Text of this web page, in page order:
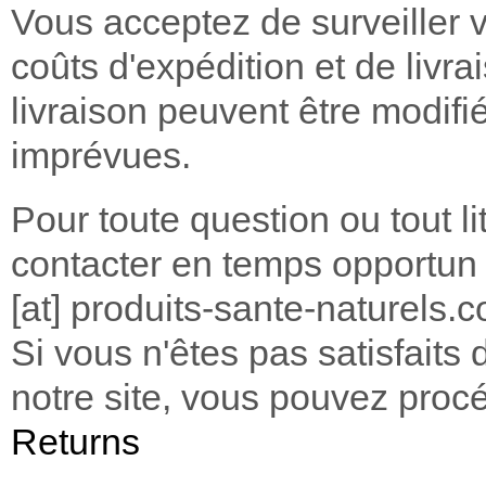
Vous acceptez de surveiller
coûts d'expédition et de
livraison peuvent être
imprévues.
Pour toute question ou tout
contacter en temps
[at] produits-sante-
Si vous n'êtes pas satisfaits
notre site, vous pouvez
Returns